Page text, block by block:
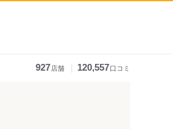
927店舗 120,557口コミ